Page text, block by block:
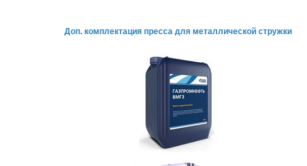
Доп. комплектация пресса для металлической стружки